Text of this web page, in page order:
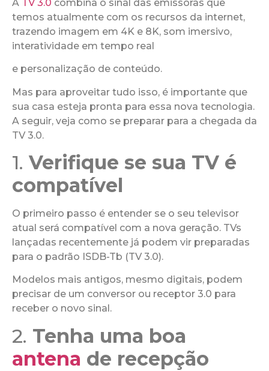
A TV 3.0 combina o sinal das emissoras que
temos atualmente com os recursos da internet,
trazendo imagem em 4K e 8K, som imersivo,
interatividade em tempo real
e personalização de conteúdo.
Mas para aproveitar tudo isso, é importante que
sua casa esteja pronta para essa nova tecnologia.
A seguir, veja como se preparar para a chegada da
TV 3.0.
1. Verifique se sua TV é
compatível
O primeiro passo é entender se o seu televisor
atual será compatível com a nova geração. TVs
lançadas recentemente já podem vir preparadas
para o padrão ISDB-Tb (TV 3.0).
Modelos mais antigos, mesmo digitais, podem
precisar de um conversor ou receptor 3.0 para
receber o novo sinal.
2. Tenha uma boa
antena de recepção